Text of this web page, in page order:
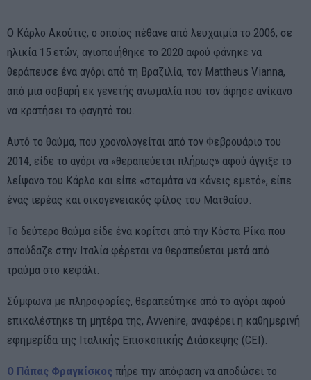
Ο Κάρλο Ακούτις, ο οποίος πέθανε από λευχαιμία το 2006, σε
ηλικία 15 ετών, αγιοποιήθηκε το 2020 αφού φάνηκε να
θεράπευσε ένα αγόρι από τη Βραζιλία, τον Mattheus Vianna,
από μια σοβαρή εκ γενετής ανωμαλία που τον άφησε ανίκανο
να κρατήσει το φαγητό του.
Αυτό το θαύμα, που χρονολογείται από τον Φεβρουάριο του
2014, είδε το αγόρι να «θεραπεύεται πλήρως» αφού άγγιξε το
λείψανο του Κάρλο και είπε «σταμάτα να κάνεις εμετό», είπε
ένας ιερέας και οικογενειακός φίλος του Ματθαίου.
Το δεύτερο θαύμα είδε ένα κορίτσι από την Κόστα Ρίκα που
σπούδαζε στην Ιταλία φέρεται να θεραπεύεται μετά από
τραύμα στο κεφάλι.
Σύμφωνα με πληροφορίες, θεραπεύτηκε από το αγόρι αφού
επικαλέστηκε τη μητέρα της, Avvenire, αναφέρει η καθημερινή
εφημερίδα της Ιταλικής Επισκοπικής Διάσκεψης (CEI).
Ο Πάπας Φραγκίσκος πήρε την απόφαση να αποδώσει το